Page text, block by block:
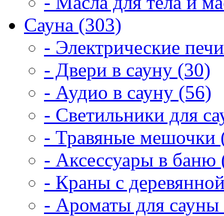
Сауна (303)
- Электрические
- Двери в сауну (30)
- Аудио в сауну (56)
- Светильники для
- Травяные мешочки
- Аксессуары в баню
- Краны с
- Ароматы для